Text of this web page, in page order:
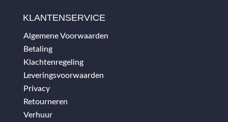
KLANTENSERVICE
Algemene Voorwaarden
Betaling
Klachtenregeling
Leveringsvoorwaarden
Privacy
Retourneren
Verhuur